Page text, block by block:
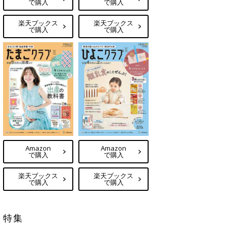
で購入
楽天ブックス
で購入
で購入
楽天ブックス
で購入
Amazon
で購入
楽天ブックス
で購入
Amazon
で購入
楽天ブックス
で購入
特集